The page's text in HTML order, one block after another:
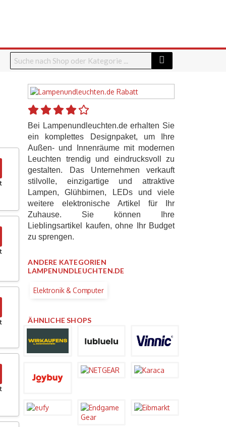
Bei Lampenundleuchten.de erhalten Sie
ein komplettes Designpaket, um Ihre
Außen- und Innenräume mit modernen
Leuchten trendig und eindrucksvoll zu
gestalten. Das Unternehmen verkauft
stilvolle, einzigartige und attraktive
Lampen, Glühbirnen, LEDs und viele
weitere elektronische Artikel für Ihr
Zuhause. Sie können Ihre
Lieblingsartikel kaufen, ohne Ihr Budget
zu sprengen.
ANDERE KATEGORIEN
LAMPENUNDLEUCHTEN.DE
Elektronik & Computer
ÄHNLICHE SHOPS